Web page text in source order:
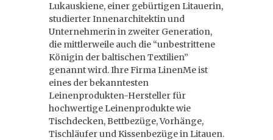
Lukauskiene, einer gebürtigen Litauerin,
studierter Innenarchitektin und
Unternehmerin in zweiter Generation,
die mittlerweile auch die “unbestrittene
Königin der baltischen Textilien”
genannt wird. Ihre Firma LinenMeist
eines der bekanntesten
Leinenprodukten-Hersteller für
hochwertige Leinenprodukte wie
Tischdecken, Bettbezüge, Vorhänge,
Tischläufer und Kissenbezüge in Litauen.